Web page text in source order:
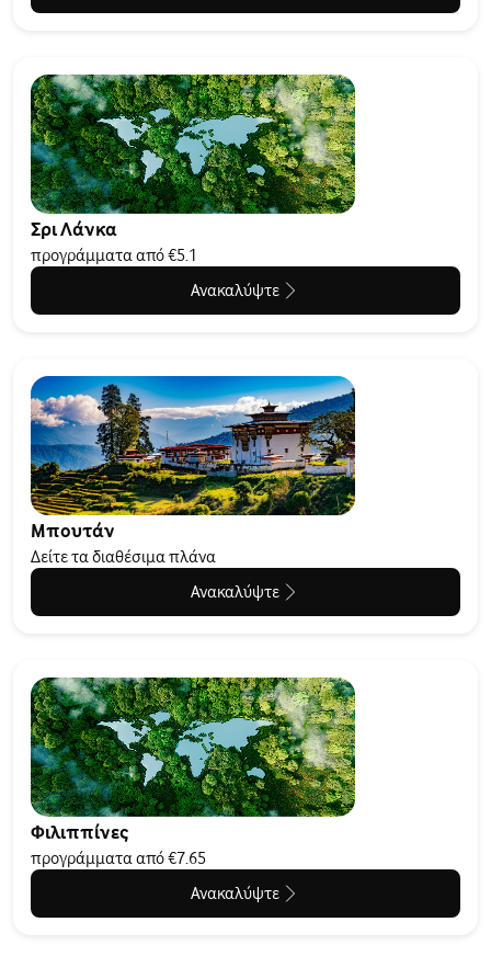
Σρι Λάνκα
προγράμματα από €5.1
Ανακαλύψτε
Μπουτάν
Δείτε τα διαθέσιμα πλάνα
Ανακαλύψτε
Φιλιππίνες
προγράμματα από €7.65
Ανακαλύψτε